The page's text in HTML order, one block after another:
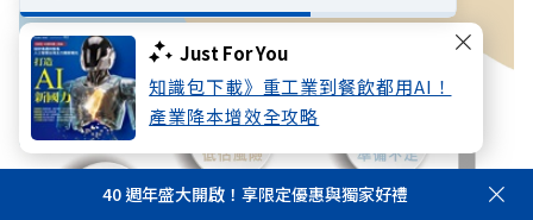
Just For You
知識包下載》重工業到餐飲都用AI！
產業降本增效全攻略
40 週年盛大開啟！享限定優惠與獨家好禮